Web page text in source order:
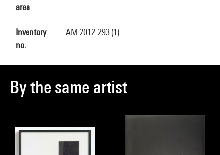
area
Inventory
no.
AM 2012-293 (1)
By the same artist